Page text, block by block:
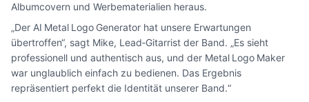
Albumcovern und Werbematerialien heraus.
„Der AI Metal Logo Generator hat unsere Erwartungen
übertroffen“, sagt Mike, Lead‑Gitarrist der Band. „Es sieht
professionell und authentisch aus, und der Metal Logo Maker
war unglaublich einfach zu bedienen. Das Ergebnis
repräsentiert perfekt die Identität unserer Band.“